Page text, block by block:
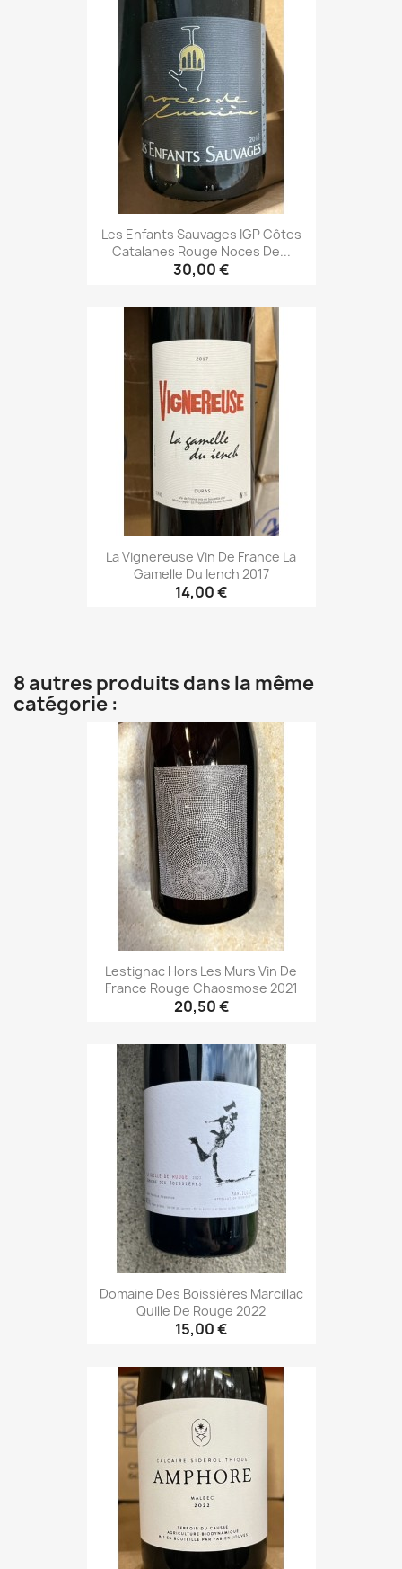
Les Enfants Sauvages IGP Côtes
Catalanes Rouge Noces De...
30,00 €
La Vignereuse Vin De France La
Gamelle Du Iench 2017
14,00 €
8 autres produits dans la même
catégorie :
Lestignac Hors Les Murs Vin De
France Rouge Chaosmose 2021
20,50 €
Domaine Des Boissières Marcillac
Quille De Rouge 2022
15,00 €